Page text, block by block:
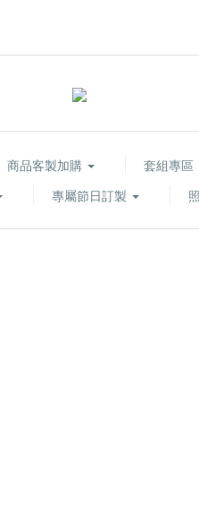
商品客製加購 套組專區
專屬節日訂製